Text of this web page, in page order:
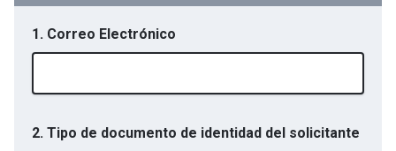
1. Correo Electrónico
2. Tipo de documento de identidad del solicitante